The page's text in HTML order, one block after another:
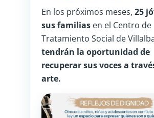
En los próximos meses, 25
sus familiasen el Centro de
Tratamiento Social de
tendrán la oportunidad de
recuperar sus voces a
arte.